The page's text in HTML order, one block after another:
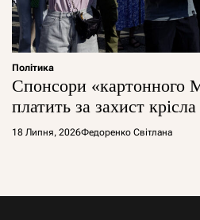
Політика
Спонсори «картонного
платить за захист
18 Липня, 2026Федоренко Світлана